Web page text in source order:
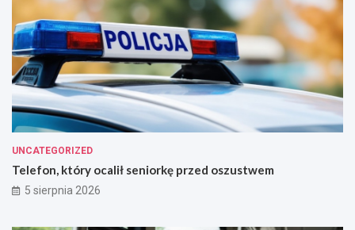
UNCATEGORIZED
Telefon, który ocalił seniorkę przed oszustwem
5 sierpnia 2026